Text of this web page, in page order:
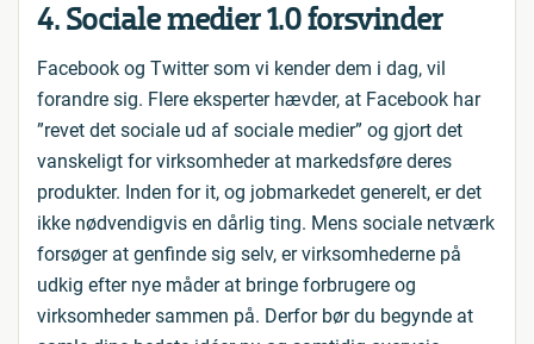
4. Sociale medier 1.0 forsvinder
Facebook og Twitter som vi kender dem i dag, vil
forandre sig. Flere eksperter hævder, at Facebook har
”revet det sociale ud af sociale medier” og gjort det
vanskeligt for virksomheder at markedsføre deres
produkter. Inden for it, og jobmarkedet generelt, er det
ikke nødvendigvis en dårlig ting. Mens sociale netværk
forsøger at genfinde sig selv, er virksomhederne på
udkig efter nye måder at bringe forbrugere og
virksomheder sammen på. Derfor bør du begynde at